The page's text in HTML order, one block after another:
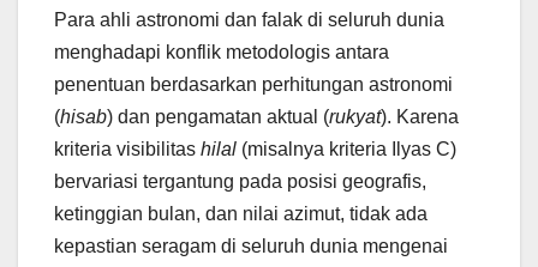
Para ahli astronomi dan falak di seluruh dunia
menghadapi konflik metodologis antara
penentuan berdasarkan perhitungan astronomi
(hisab) dan pengamatan aktual (rukyat). Karena
kriteria visibilitas hilal (misalnya kriteria Ilyas C)
bervariasi tergantung pada posisi geografis,
ketinggian bulan, dan nilai azimut, tidak ada
kepastian seragam di seluruh dunia mengenai